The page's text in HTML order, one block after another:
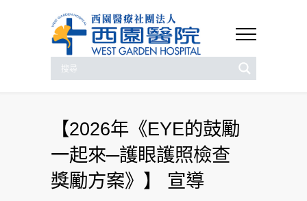
【2026年《EYE的鼓勵
一起來─護眼護照檢查
獎勵方案》】 宣導